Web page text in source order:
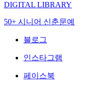
DIGITAL LIBRARY
50+ 시니어 신춘문예
블로그
인스타그램
페이스북